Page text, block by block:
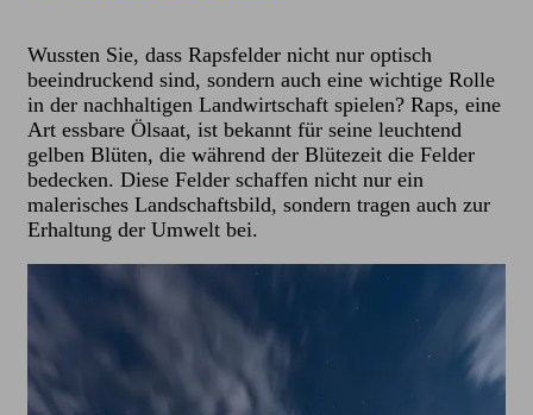
Wussten Sie, dass Rapsfelder nicht nur optisch
beeindruckend sind, sondern auch eine wichtige Rolle
in der nachhaltigen Landwirtschaft spielen? Raps, eine
Art essbare Ölsaat, ist bekannt für seine leuchtend
gelben Blüten, die während der Blütezeit die Felder
bedecken. Diese Felder schaffen nicht nur ein
malerisches Landschaftsbild, sondern tragen auch zur
Erhaltung der Umwelt bei.